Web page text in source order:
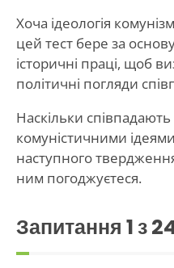
Хоча ідеологія
цей тест бере за
історичні праці, щоб
політичні погляди
Наскільки
комуністичними
наступного
ним погоджуєтеся.
Запитання 1з